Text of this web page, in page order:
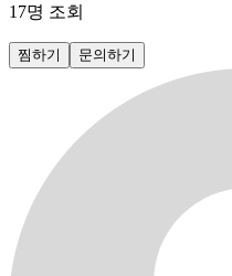
17명 조회
찜하기 문의하기